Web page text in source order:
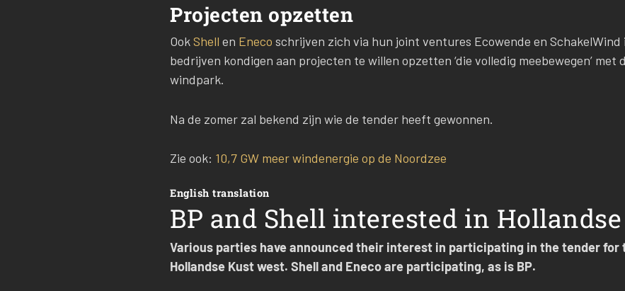
Projecten opzetten
OokShell en Eneco schrijven zich via hun joint ventures Ecowende en SchakelWind
bedrijven kondigen aan projecten te willen opzetten ‘die volledig meebewegen’
windpark.
Na de zomer zal bekend zijn wie de tender heeft gewonnen.
Zie ook: 10,7 GW meer windenergie op de Noordzee
English translation
BP and Shell interested in
Various parties have announced their interest in participating in the tender
Hollandse Kust west. Shell and Eneco are participating, as is BP.